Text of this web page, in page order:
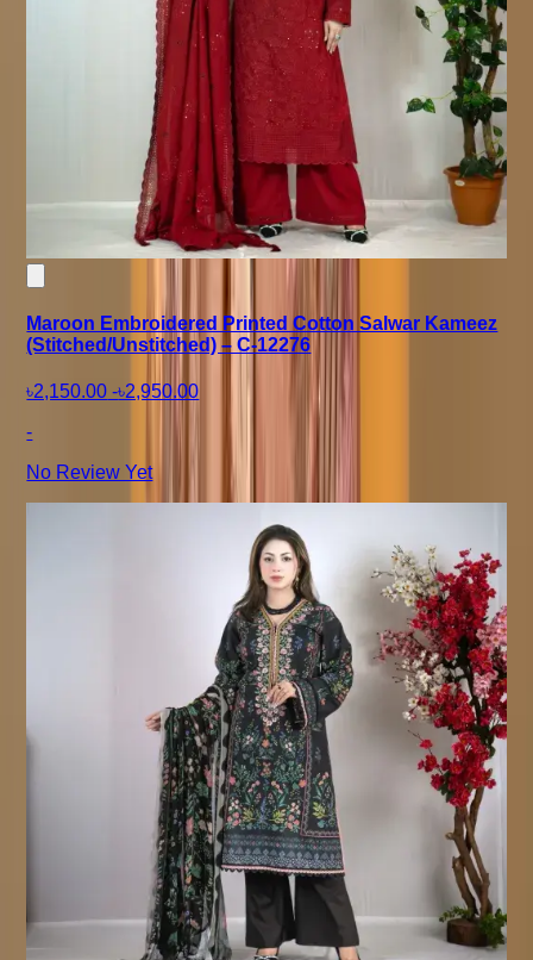
Maroon Embroidered Printed Cotton Salwar Kameez
(Stitched/Unstitched) – C-12276
৳2,150.00 -৳2,950.00
-
No Review Yet